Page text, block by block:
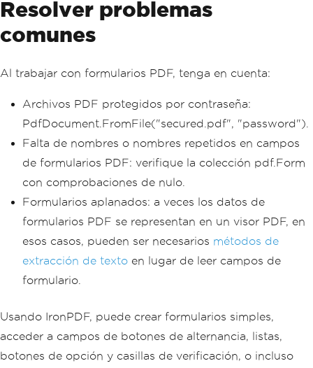
"\"\"");
{date},{name},{email},{rating},\"{feed
catch
Exception ex
Console .WriteLine($"Er
ror processing {pdfFile}: {ex.Messag
}
}
lts.csv" , csvData.ToString());
Console.WriteLine("Survey proc
}
}
Resolver problemas
comunes
Al trabajar con formularios PDF, tenga en cuenta:
Archivos PDF protegidos por contraseña:
PdfDocument.FromFile("secured.pdf", "password").
Falta de nombres o nombres repetidos en campos
de formularios PDF: verifique la colección pdf.Form
con comprobaciones de nulo.
Formularios aplanados: a veces los datos de
formularios PDF se representan en un visor PDF, en
esos casos, pueden ser necesarios métodos de
extracción de texto en lugar de leer campos de
formulario.
Usando IronPDF, puede crear formularios simples,
acceder a campos de botones de alternancia, listas,
botones de opción y casillas de verificación, o incluso